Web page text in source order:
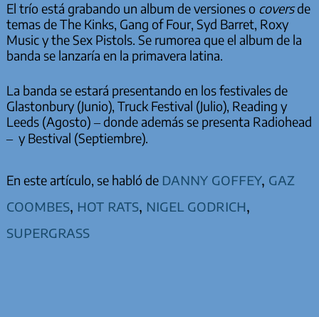
El trío está grabando un album de versiones o coversde
temas de The Kinks, Gang of Four, Syd Barret, Roxy
Music y the Sex Pistols. Se rumorea que el album de la
banda se lanzaría en la primavera latina.
La banda se estará presentando en los festivales de
Glastonbury (Junio), Truck Festival (Julio), Reading y
Leeds (Agosto) – donde además se presenta Radiohead
– y Bestival (Septiembre).
En este artículo, se habló de danny goffey, gaz
coombes, hot rats, nigel godrich,
supergrass